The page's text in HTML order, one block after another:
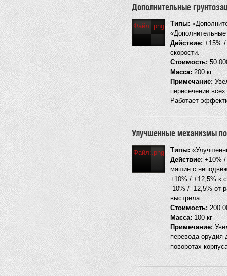
Дополнительные
Файл:.png Типы:
Действие:+15% /
скорости.
Стоимость:50
Масса:200 кг
Примечание:
пересечении
Работает
Улучшенные механизмы
Файл:.png Типы:
Действие:+10% /
машин с
+10% / +12,5% к
-10% / -12,5% от
выстрела
Стоимость: 200
Масса:100 кг
Примечание:
перевода орудия
поворотах